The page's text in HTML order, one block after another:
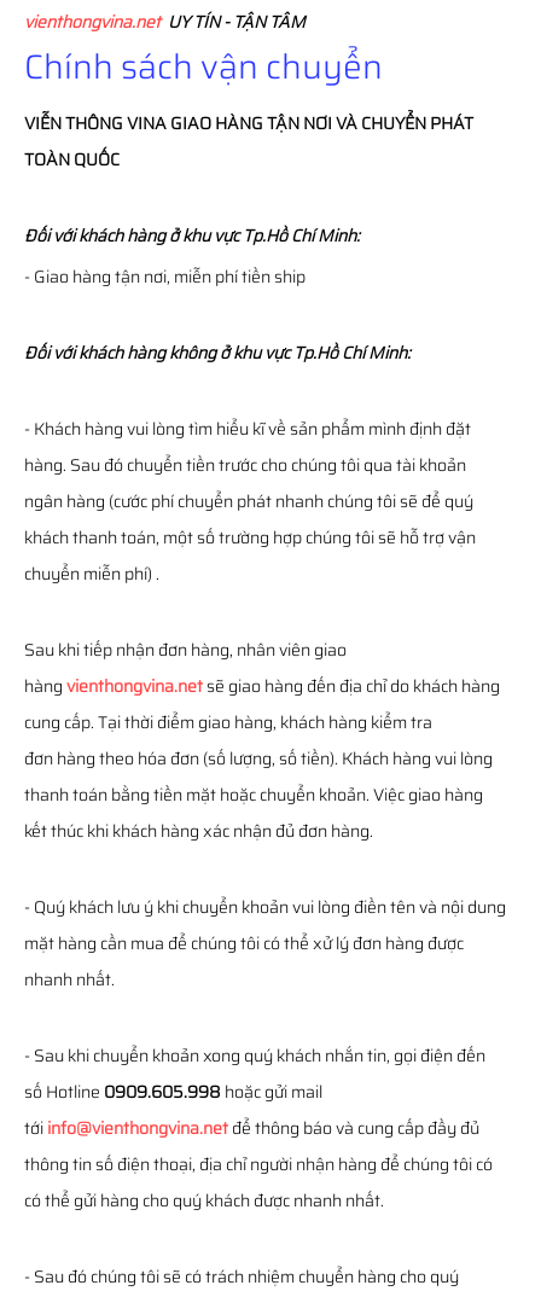
vienthongvina.netUY TÍN - TẬN TÂM
Chính sách vận chuyển
VIỄN THÔNGVINAGIAO HÀNG TẬN NƠI VÀ CHUYỂN PHÁT
TOÀN QUỐC
Đối với khách hàng ở khu vực Tp.Hồ Chí Minh:
- Giao hàng tận nơi, miễn phí tiền ship
Đối với khách hàng không ở khu vực Tp.Hồ Chí Minh:
- Khách hàng vui lòng tìm hiểu kĩ về sản phẩm mình định đặt
hàng. Sau đó chuyển tiền trước cho chúng tôi qua tài khoản
ngân hàng (cước phí chuyển phát nhanh chúng tôi sẽ để quý
khách thanh toán, một số trường hợp chúng tôi sẽ hỗ trợ vận
chuyển miễn phí) .
Sau khi tiếp nhận đơn hàng, nhân viên giao
hàngvienthongvina.netsẽ giao hàng đến địa chỉ do khách hàng
cung cấp. Tại thời điểm giao hàng, khách hàng kiểm tra
đơn hàng theo hóa đơn (số lượng, số tiền). Khách hàng vui lòng
thanh toán bằng tiền mặt hoặc chuyển khoản. Việc giao hàng
kết thúc khi khách hàng xác nhận đủ đơn hàng.
- Quý khách lưu ý khi chuyển khoản vui lòng điền tên và nội dung
mặt hàng cần mua để chúng tôi có thể xử lý đơn hàng được
nhanh nhất.
- Sau khi chuyển khoản xong quý khách nhắn tin, gọi điện đến
số Hotline 0909.605.998 hoặc gửi mail
tớiinfo@vienthongvina.netđể thông báo và cung cấp đầy đủ
thông tin số điện thoại, địa chỉ người nhận hàng để chúng tôi có
có thể gửi hàng cho quý khách được nhanh nhất.
- Sau đó chúng tôi sẽ có trách nhiệm chuyển hàng cho quý